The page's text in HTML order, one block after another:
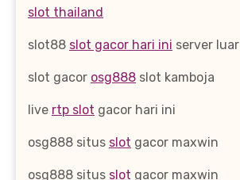
slot thailand
slot88 slot gacor hari ini server luar
slot gacor osg888 slot kamboja
live rtp slot gacor hari ini
osg888 situs slot gacor maxwin
osg888 situs slot gacor maxwin